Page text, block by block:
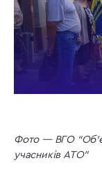
Фото — ВГО
учасників АТО”